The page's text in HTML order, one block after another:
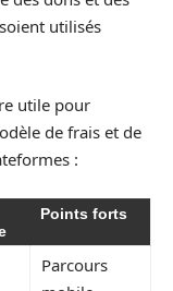
utilisés
utile pour
de frais et de
:
Points forts
Parcours